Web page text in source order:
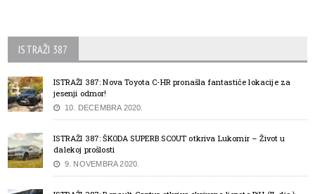
ISTRAŽI 387
ISTRAŽI 387: Nova Toyota C-HR pronašla fantastiče lokacije za
jesenji odmor!
10. DECEMBRA 2020.
ISTRAŽI 387: ŠKODA SUPERB SCOUT otkriva Lukomir – Život u
dalekoj prošlosti
9. NOVEMBRA 2020.